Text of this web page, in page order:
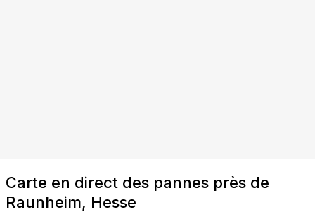
Carte en direct des pannes près de
Raunheim, Hesse